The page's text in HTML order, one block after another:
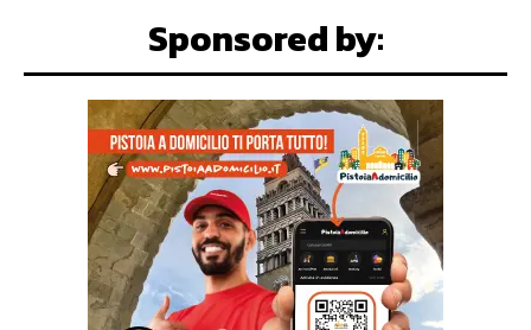
Sponsored by: